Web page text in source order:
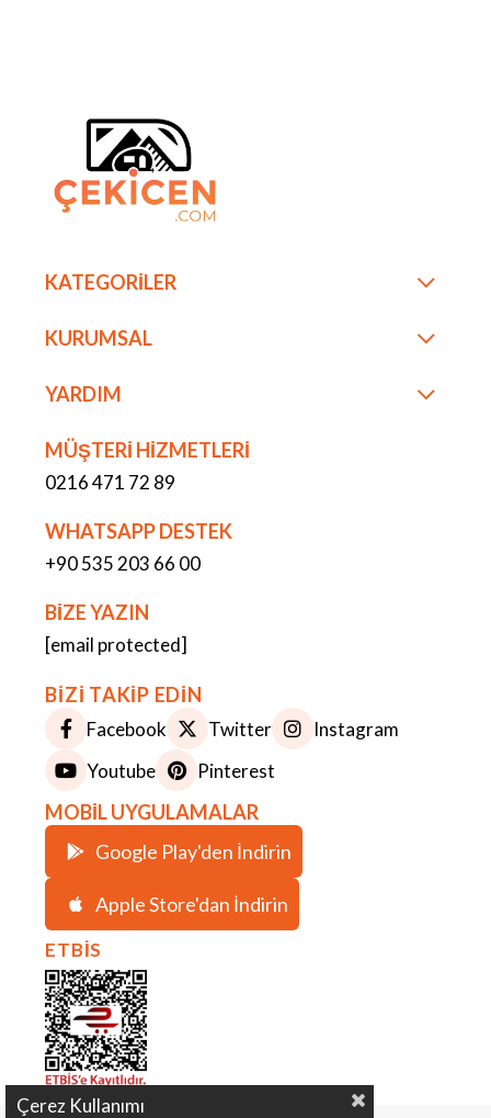
KATEGORİLER
KURUMSAL
YARDIM
MÜŞTERİ HİZMETLERİ
0216 471 72 89
WHATSAPP DESTEK
+90 535 203 66 00
BİZE YAZIN
[email protected]
BİZİ TAKİP EDİN
Facebook Twitter
Instagram
Youtube
Pinterest
MOBİL UYGULAMALAR
Google Play'den İndirin
Apple Store'dan İndirin
ETBİS
Çerez Kullanımı